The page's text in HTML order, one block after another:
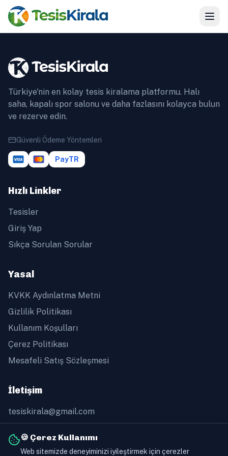
🍪 Çerez Kullanımı
Web sitemizde deneyiminizi iyileştirmek için çerezler
Türkiye'nin en kolay tesis kiralama platformu. Halı
saha, kapalı spor salonu ve daha fazlasını kolayca bulun
ve rezerve edin.
Güvenli Ödeme Yöntemleri
PayTR
Hızlı Linkler
Tesisler
Giriş Yap
Sıkça Sorulan Sorular
Yasal
KVKK Aydınlatma Metni
Gizlilik Politikası
Kullanım Koşulları
Çerez Politikası
Mesafeli Satış Sözleşmesi
İletişim
tesiskirala@gmail.com